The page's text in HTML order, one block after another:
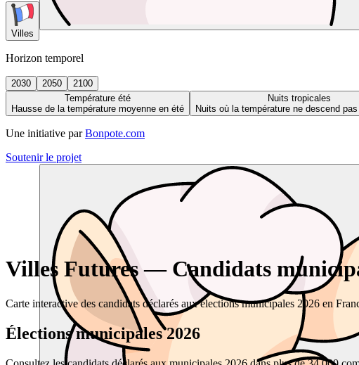
Villes
Horizon temporel
2030 2050
2100
Température été
Hausse de la température moyenne en été
Nuits tropicales
Nuits où la température ne descend
Une initiative par Bonpote.com
Soutenir le projet
Villes Futures — Candidats
Carte interactive des candidats déclarés aux élections municipales 2026 en
Élections municipales 2026